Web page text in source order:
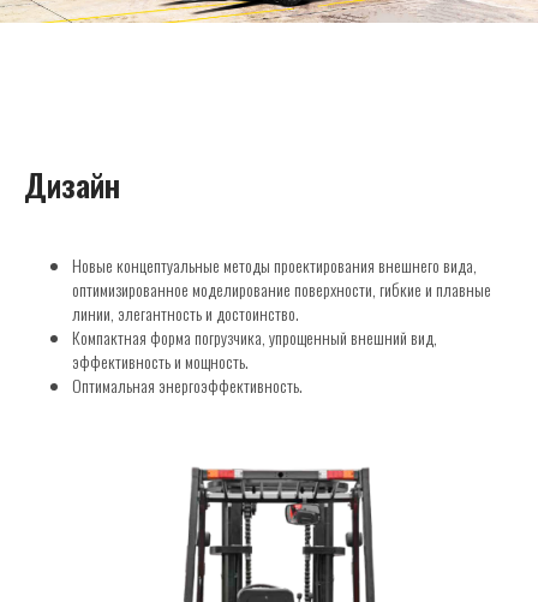
Дизайн
Новые концептуальные методы проектирования внешнего вида,
оптимизированное моделирование поверхности, гибкие и плавные
линии, элегантность и достоинство.
Компактная форма погрузчика, упрощенный внешний вид,
эффективность и мощность.
Оптимальная энергоэффективность.